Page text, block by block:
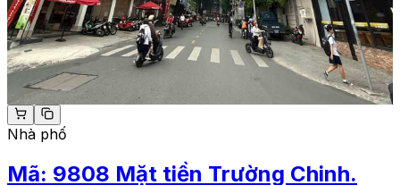
Nhà phố
Mã: 9808 Mặt tiền Trường Chinh.